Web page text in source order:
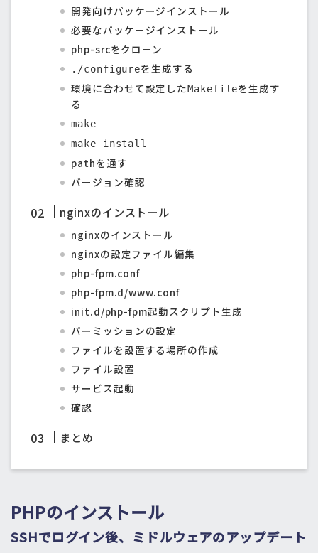
開発向けパッケージインストール
必要なパッケージインストール
php-srcをクローン
./configureを生成する
環境に合わせて設定したMakefileを生成す
る
make
make install
pathを通す
バージョン確認
nginxのインストール
nginxのインストール
nginxの設定ファイル編集
php-fpm.conf
php-fpm.d/www.conf
init.d/php-fpm起動スクリプト生成
パーミッションの設定
ファイルを設置する場所の作成
ファイル設置
サービス起動
確認
まとめ
PHPのインストール
SSHでログイン後、ミドルウェアのアップデート